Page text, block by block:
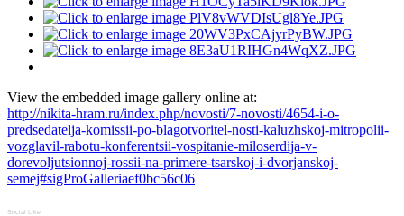
View the embedded image gallery online at:
http://nikita-hram.ru/index.php/novosti/7-novosti/4654-i-o-
predsedatelja-komissii-po-blagotvoritel-nosti-kaluzhskoj-mitropolii-
vozglavil-rabotu-konferentsii-vospitanie-miloserdija-v-
dorevoljutsionnoj-rossii-na-primere-tsarskoj-i-dvorjanskoj-
semej#sigProGalleriaef0bc56c06
Social Like